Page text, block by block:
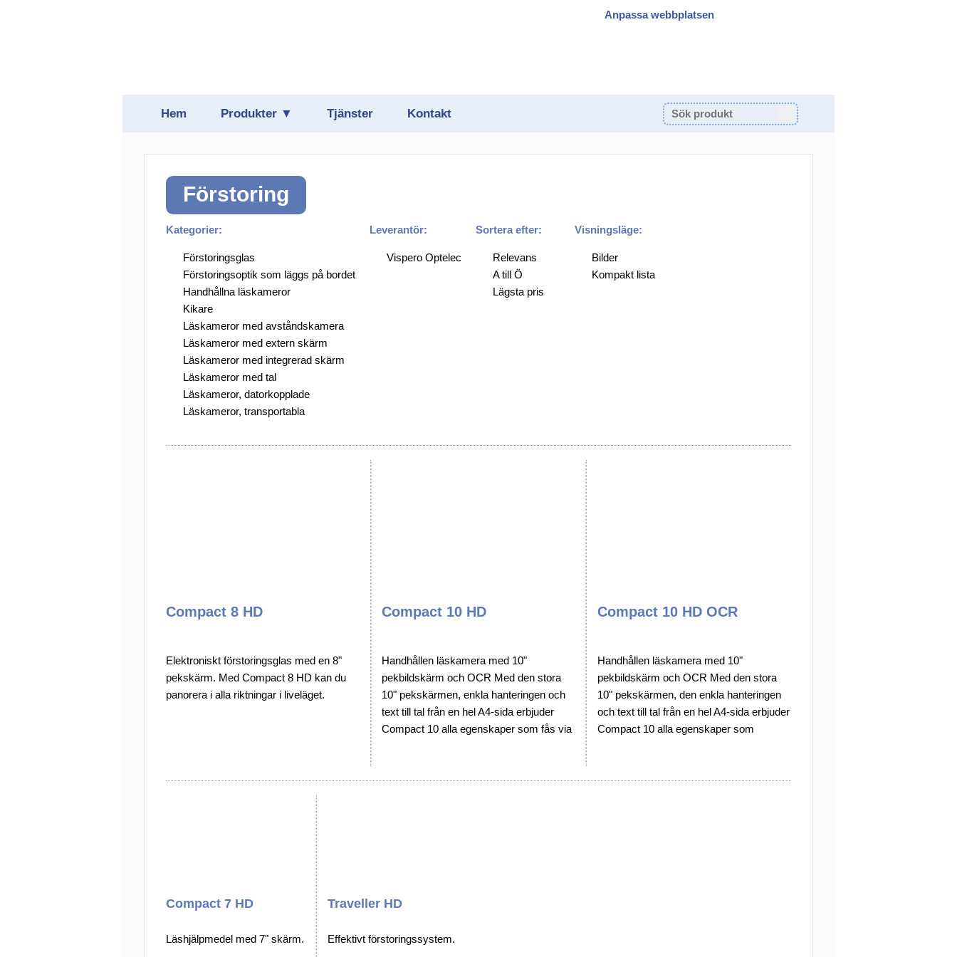
Anpassa webbplatsen
Hem
Produkter ▼
Förstoring
Hjälpmedelsprogram
Hörsel
Läsmaskiner och OCR
Övriga Hjälpmedel
Punkt-/Daisyproduktion
Utförsäljning
Tjänster Kontakt
Förstoring
Kategorier:
Förstoringsglas
Förstoringsoptik som läggs på bordet
Handhållna läskameror
Kikare
Läskameror med avståndskamera
Läskameror med extern skärm
Läskameror med integrerad skärm
Läskameror med tal
Läskameror, datorkopplade
Läskameror, transportabla
Leverantör:
Vispero Optelec
Sortera efter:
Relevans
A till Ö
Lägsta pris
Visningsläge:
Bilder
Kompakt lista
Compact 8 HD
Elektroniskt förstoringsglas med en 8"
pekskärm. Med Compact 8 HD kan du
panorera i alla riktningar i liveläget.
Compact 10 HD
Handhållen läskamera med 10"
pekbildskärm och OCR Med den stora
10" pekskärmen, enkla hanteringen och
text till tal från en hel A4-sida erbjuder
Compact 10 alla egenskaper som fås via
Compact 10 HD OCR
Handhållen läskamera med 10"
pekbildskärm och OCR Med den stora
10" pekskärmen, den enkla hanteringen
och text till tal från en hel A4-sida erbjuder
Compact 10 alla egenskaper som
Compact 7 HD
Läshjälpmedel med 7" skärm.
Traveller HD
Effektivt förstoringssystem.